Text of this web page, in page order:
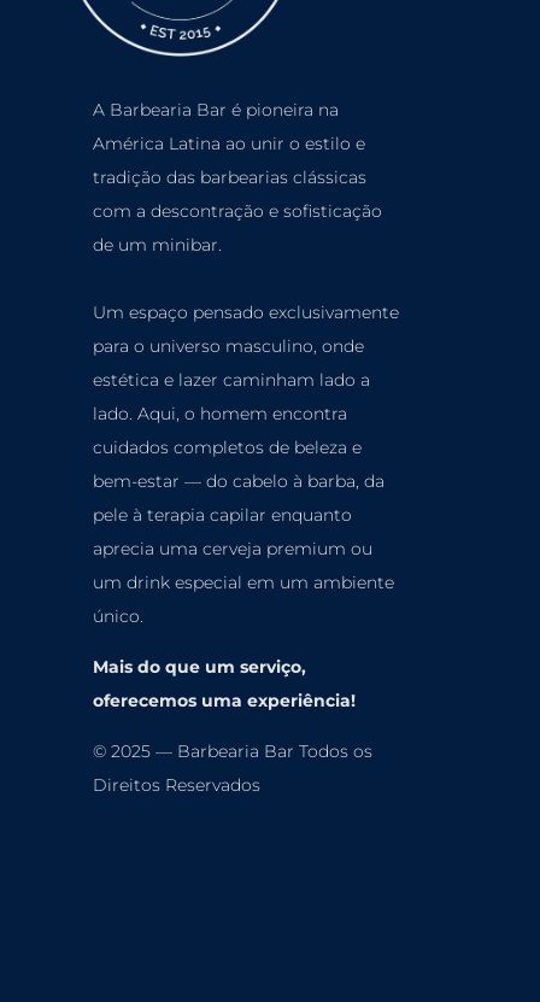
A Barbearia Bar é pioneira na
América Latina ao unir o estilo e
tradição das barbearias clássicas
com a descontração e sofisticação
de um minibar.
Um espaço pensado exclusivamente
para o universo masculino, onde
estética e lazer caminham lado a
lado. Aqui, o homem encontra
cuidados completos de beleza e
bem-estar — do cabelo à barba, da
pele à terapia capilar enquanto
aprecia uma cerveja premium ou
um drink especial em um ambiente
único.
Mais do que um serviço,
oferecemos uma experiência!
© 2025 — Barbearia Bar Todos os
Direitos Reservados